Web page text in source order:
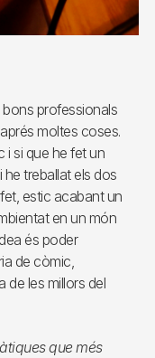
professionals
moltes coses.
i si que he fet un
he treballat els dos
estic acabant un
en un món
és poder
de còmic,
de les millors del
que més